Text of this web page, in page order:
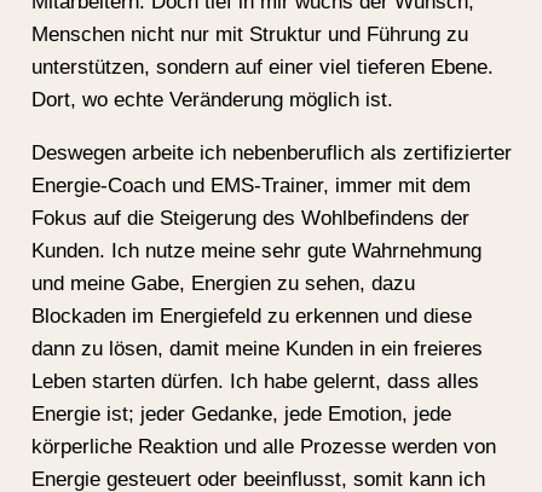
Menschen nicht nur mit Struktur und Führung zu
unterstützen, sondern auf einer viel tieferen Ebene.
Dort, wo echte Veränderung möglich ist.
Deswegen arbeite ich nebenberuflich als zertifizierter
Energie-Coach und EMS-Trainer, immer mit dem
Fokus auf die Steigerung des Wohlbefindens der
Kunden. Ich nutze meine sehr gute Wahrnehmung
und meine Gabe, Energien zu sehen, dazu
Blockaden im Energiefeld zu erkennen und diese
dann zu lösen, damit meine Kunden in ein freieres
Leben starten dürfen. Ich habe gelernt, dass alles
Energie ist; jeder Gedanke, jede Emotion, jede
körperliche Reaktion und alle Prozesse werden von
Energie gesteuert oder beeinflusst, somit kann ich